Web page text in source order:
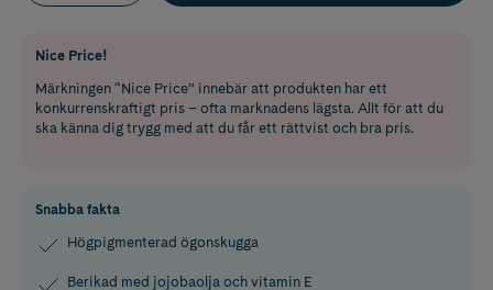
Nice Price!
Märkningen “Nice Price” innebär att produkten har ett
konkurrenskraftigt pris – ofta marknadens lägsta. Allt för att du
ska känna dig trygg med att du får ett rättvist och bra pris.
Snabba fakta
Högpigmenterad ögonskugga
Berikad med jojobaolja och vitamin E